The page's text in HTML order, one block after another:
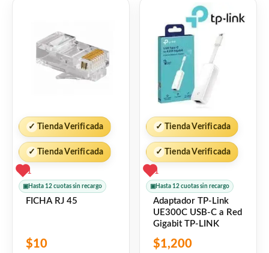
✓ Tienda Verificada
✓ Tienda Verificada
1
▣ Hasta 12 cuotas sin recargo
FICHA RJ 45
$10
✓ Tienda Verificada
✓ Tienda Verificada
1
▣ Hasta 12 cuotas sin recargo
Adaptador TP-Link
UE300C USB-C a Red
Gigabit TP-LINK
$1,200